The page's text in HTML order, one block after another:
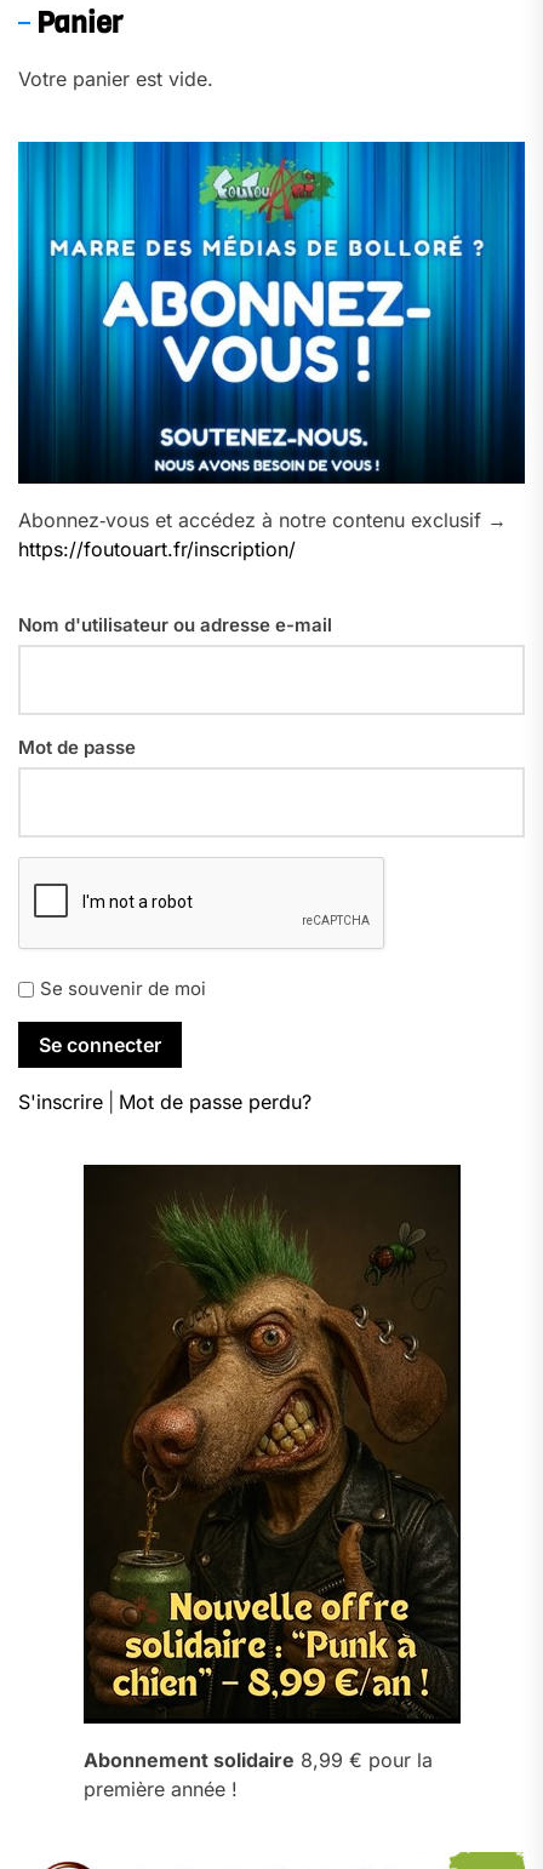
Panier
Votre panier est vide.
Abonnez‑vous et accédez à notre contenu exclusif →
https://foutouart.fr/inscription/
Nom d'utilisateur ou adresse e-mail
Mot de passe
Se souvenir de moi
S'inscrire Mot de passe perdu?
Abonnement solidaire 8,99 € pour la
première année !